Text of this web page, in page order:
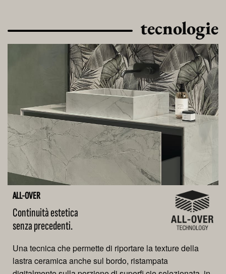
tecnologie
ALL-OVER
Continuità estetica
senza precedenti.
Una tecnica che permette di riportare la texture della
lastra ceramica anche sul bordo, ristampata